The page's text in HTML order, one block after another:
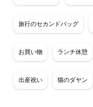
旅行のセカンドバッグ
お買い物 ランチ休憩
出産祝い 猫のダヤン